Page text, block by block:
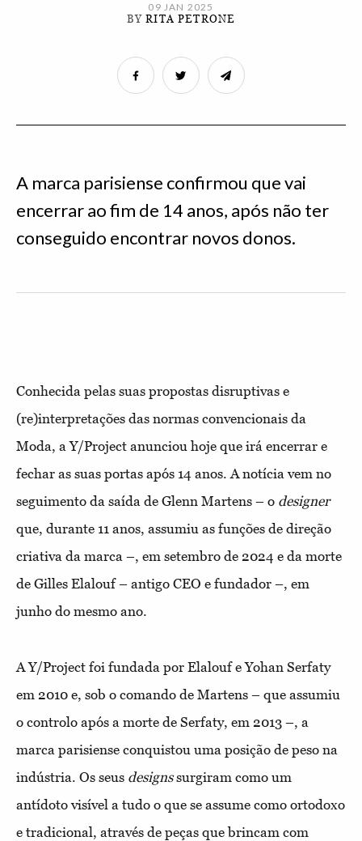
09 JAN 2025
BYRITA PETRONE
A marca parisiense confirmou que vai
encerrar ao fim de 14 anos, após não ter
conseguido encontrar novos donos.
Conhecida pelas suas propostas disruptivas e
(re)interpretações das normas convencionais da
Moda, a Y/Project anunciou hoje que irá encerrar e
fechar as suas portas após 14 anos. A notícia vem no
seguimento da saída de Glenn Martens – o designer
que, durante 11 anos, assumiu as funções de direção
criativa da marca –, em setembro de 2024 e da morte
de Gilles Elalouf – antigo CEO e fundador –, em
junho do mesmo ano.
A Y/Project foi fundada por Elalouf e Yohan Serfaty
em 2010 e, sob o comando de Martens – que assumiu
o controlo após a morte de Serfaty, em 2013 –, a
marca parisiense conquistou uma posição de peso na
indústria. Os seus designssurgiram como um
antídoto visível a tudo o que se assume como ortodoxo
e tradicional, através de peças que brincam com